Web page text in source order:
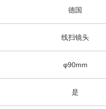
德国
线扫镜头
φ90mm
是